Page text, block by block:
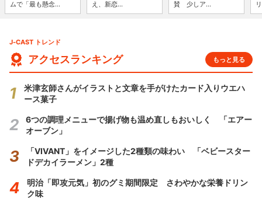
ムで「最も懸念...
え、新恋...
賛 少しア...
J-CAST トレンド
アクセスランキング もっと見る
米津玄師さんがイラストと文章を手がけたカード入りウエハ
ース菓子
6つの調理メニューで揚げ物も温め直しもおいしく 「エアー
オーブン」
「VIVANT」をイメージした2種類の味わい 「ベビースター
ドデカイラーメン」2種
明治「即攻元気」初のグミ期間限定 さわやかな栄養ドリン
ク味